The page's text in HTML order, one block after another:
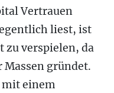
Vertrauen
liest, ist
zu verspielen, da
Massen gründet.
mit einem